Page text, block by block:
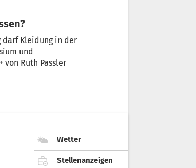
und
von Ruth Passler
Wetter
Stellenanzeigen